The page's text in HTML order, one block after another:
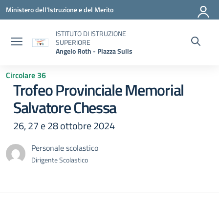
Vai ai contenuti
Vai al menu di navigazione
Vai al footer
Ministero dell'Istruzione e del Merito
ISTITUTO DI ISTRUZIONE
SUPERIORE
Angelo Roth - Piazza Sulis
Circolare 36
Trofeo Provinciale Memorial
Salvatore Chessa
26, 27 e 28 ottobre 2024
Personale scolastico
Dirigente Scolastico